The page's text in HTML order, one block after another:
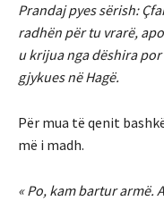
Prandaj pyes sërish:
radhën për tu vrarë,
u krijua nga dëshira
gjykues në Hagë.
Për mua të qenit
më i madh.
« Po, kam bartur armë.